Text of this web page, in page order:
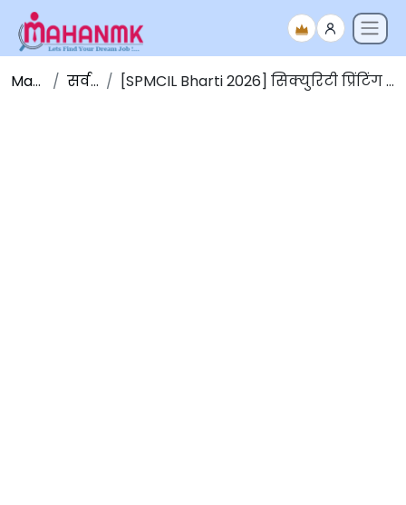
Maha NMK सर्व जाहिराती [SPMCIL Bharti 2026] सिक्युरिटी प्रिंटिंग अँड मिंटिंग कॉर्पोरेशन ऑफ इंडिया लिमिटेड भरती 2026